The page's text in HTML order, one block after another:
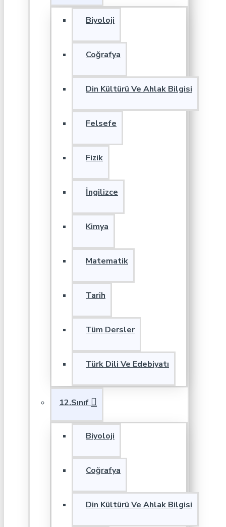
Biyoloji
Coğrafya
Din Kültürü Ve Ahlak Bilgisi
Felsefe
Fizik
İngilizce
Kimya
Matematik
Tarih
Tüm Dersler
Türk Dili Ve Edebiyatı
12.Sınıf
Biyoloji
Coğrafya
Din Kültürü Ve Ahlak Bilgisi